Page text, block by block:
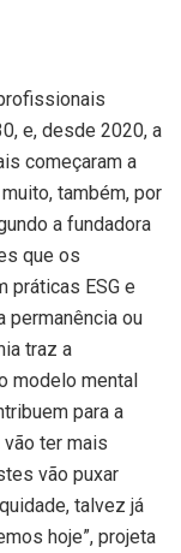
e, desde 2020, a
começaram a
também, por
a fundadora
que os
práticas ESG e
permanência ou
traz a
modelo mental
para a
ter mais
vão puxar
talvez já
hoje”, projeta